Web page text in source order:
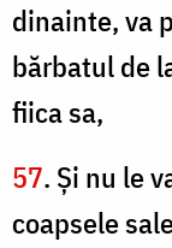
dinainte, va
bărbatul de
fiica sa,
57. Şi nu le
coapsele